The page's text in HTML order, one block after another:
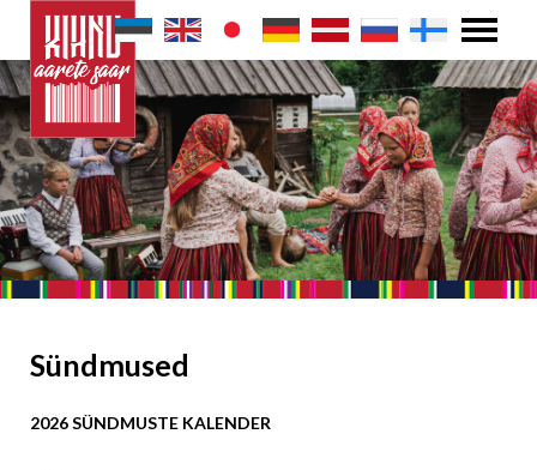
Sündmused
2026 SÜNDMUSTE KALENDER